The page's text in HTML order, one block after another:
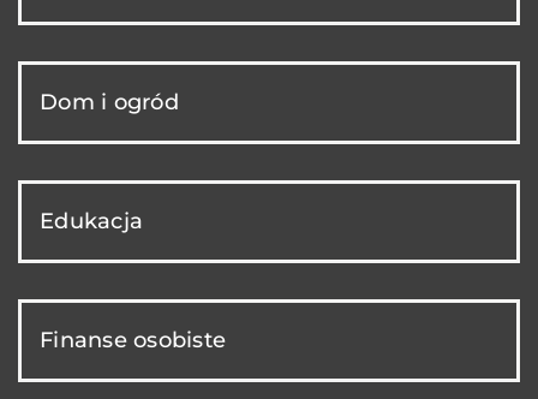
Dom i ogród
Edukacja
Finanse osobiste